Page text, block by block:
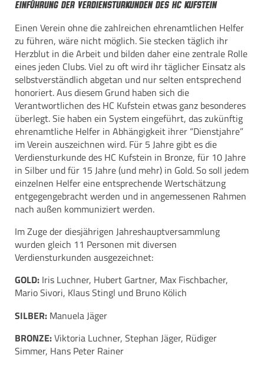
Einführung der Verdiensturkunden des HC Kufstein
Einen Verein ohne die zahlreichen ehrenamtlichen Helfer
zu führen, wäre nicht möglich. Sie stecken täglich ihr
Herzblut in die Arbeit und bilden daher eine zentrale Rolle
eines jeden Clubs. Viel zu oft wird ihr täglicher Einsatz als
selbstverständlich abgetan und nur selten entsprechend
honoriert. Aus diesem Grund haben sich die
Verantwortlichen des HC Kufstein etwas ganz besonderes
überlegt. Sie haben ein System eingeführt, das zukünftig
ehrenamtliche Helfer in Abhängigkeit ihrer “Dienstjahre”
im Verein auszeichnen wird. Für 5 Jahre gibt es die
Verdiensturkunde des HC Kufstein in Bronze, für 10 Jahre
in Silber und für 15 Jahre (und mehr) in Gold. So soll jedem
einzelnen Helfer eine entsprechende Wertschätzung
entgegengebracht werden und in angemessenen Rahmen
nach außen kommuniziert werden.
Im Zuge der diesjährigen Jahreshauptversammlung
wurden gleich 11 Personen mit diversen
Verdiensturkunden ausgezeichnet:
GOLD:Iris Luchner, Hubert Gartner, Max Fischbacher,
Mario Sivori, Klaus Stingl und Bruno Kölich
SILBER:Manuela Jäger
BRONZE:Viktoria Luchner, Stephan Jäger, Rüdiger
Simmer, Hans Peter Rainer